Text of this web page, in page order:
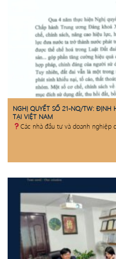
NGHỊ QUYẾT SỐ 21-NQ/TW:
TẠI VIỆT NAM
Các nhà đầu tư và doanh